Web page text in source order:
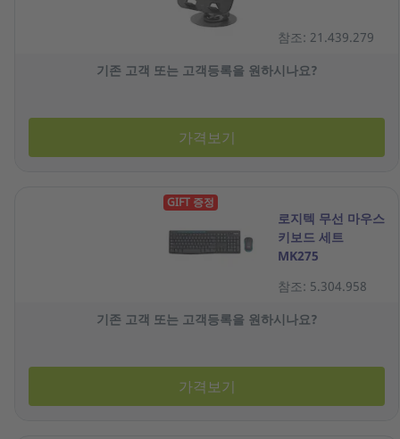
참조: 21.439.279
기존 고객 또는 고객등록을 원하시나요?
가격보기
GIFT 증정
로지텍 무선 마우스
키보드 세트
MK275
참조: 5.304.958
기존 고객 또는 고객등록을 원하시나요?
가격보기